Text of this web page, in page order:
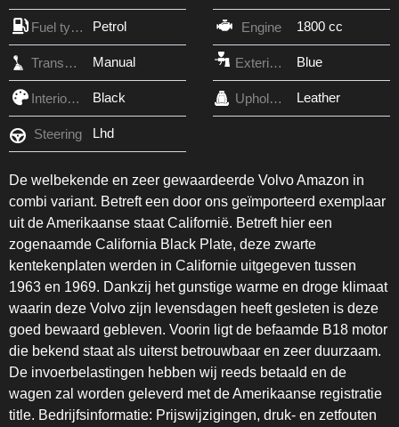
Fuel type Petrol Engine 1800 cc
Transmission Manual Exterior Color Blue
Interior Color Black Upholstery Leather
Steering Lhd
De welbekende en zeer gewaardeerde Volvo Amazon in
combi variant. Betreft een door ons geïmporteerd exemplaar
uit de Amerikaanse staat Californië. Betreft hier een
zogenaamde California Black Plate, deze zwarte
kentekenplaten werden in Californie uitgegeven tussen
1963 en 1969. Dankzij het gunstige warme en droge klimaat
waarin deze Volvo zijn levensdagen heeft gesleten is deze
goed bewaard gebleven. Voorin ligt de befaamde B18 motor
die bekend staat als uiterst betrouwbaar en zeer duurzaam.
De invoerbelastingen hebben wij reeds betaald en de
wagen zal worden geleverd met de Amerikaanse registratie
title. Bedrijfsinformatie: Prijswijzigingen, druk- en zetfouten